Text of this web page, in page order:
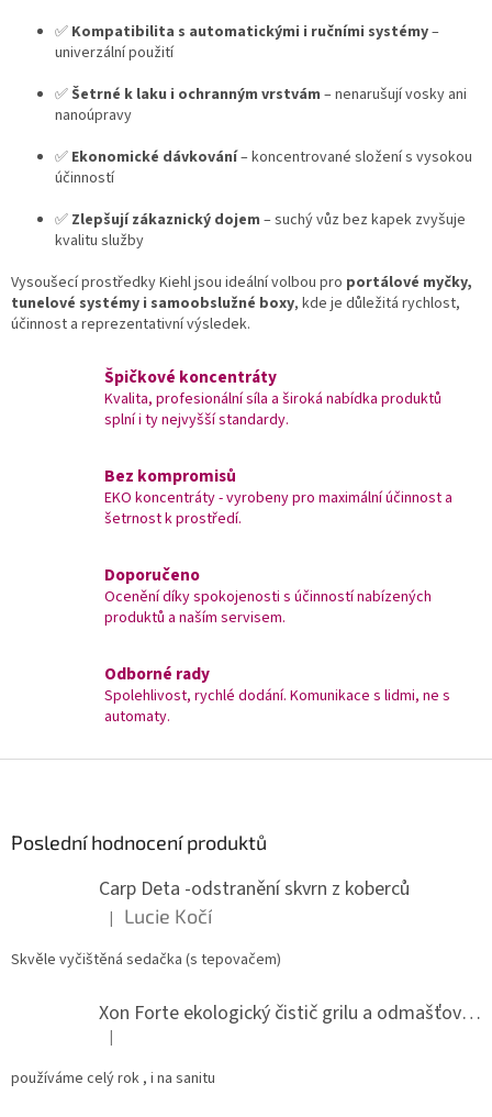
u
✅ Kompatibilita s automatickými i ručními systémy–
univerzální použití
✅Šetrné k laku i ochranným vrstvám – nenarušují vosky ani
nanoúpravy
✅ Ekonomické dávkování– koncentrované složení s vysokou
účinností
✅ Zlepšují zákaznický dojem – suchý vůz bez kapek zvyšuje
kvalitu služby
Vysoušecí prostředky Kiehl jsou ideální volbou pro portálové myčky,
tunelové systémy i samoobslužné boxy, kde je důležitá rychlost,
účinnost a reprezentativní výsledek.
Špičkové koncentráty
Kvalita, profesionální síla a široká nabídka produktů
splní i ty nejvyšší standardy.
Bez kompromisů
EKO koncentráty - vyrobeny pro maximální účinnost a
šetrnost k prostředí.
Doporučeno
Ocenění díky spokojenosti s účinností nabízených
produktů a naším servisem.
Odborné rady
Spolehlivost, rychlé dodání. Komunikace s lidmi, ne s
automaty.
Poslední hodnocení produktů
Carp Deta -odstranění skvrn z koberců
Hodnocení produktu je 5 z 5 hvězdiček.
| Lucie Kočí
Skvěle vyčištěná sedačka (s tepovačem)
Xon Forte ekologický čistič grilu a odmašťovač do kuchyně
Hodnocení produktu je 5 z 5 hvězdiček.
|
používáme celý rok , i na sanitu